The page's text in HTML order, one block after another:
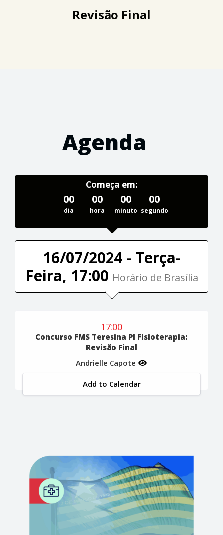
Revisão Final
Agenda
Começa em:
00
dia
00
hora
00
minuto
00
segundo
16/07/2024 - Terça-
Feira, 17:00 Horário de Brasília
17:00
Concurso FMS Teresina PI Fisioterapia:
Revisão Final
Andrielle Capote
Add to Calendar